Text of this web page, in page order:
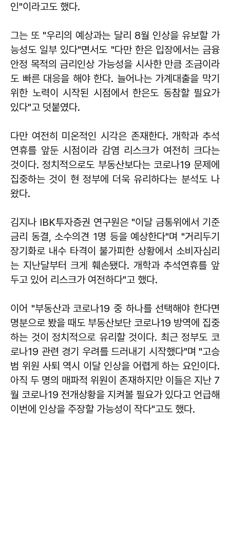
인"이라고도 했다.
그는 또 "우리의 예상과는 달리 8월 인상을 유보할 가
능성도 일부 있다"면서도 "다만 한은 입장에서는 금융
안정 목적의 금리인상 가능성을 시사한 만큼 조금이라
도 빠른 대응을 해야 한다. 늘어나는 가계대출을 막기
위한 노력이 시작된 시점에서 한은도 동참할 필요가
있다"고 덧붙였다.
다만 여전히 미온적인 시각은 존재한다. 개학과 추석
연휴를 앞둔 시점이라 감염 리스크가 여전히 크다는
것이다. 정치적으로도 부동산보다는 코로나19 문제에
집중하는 것이 현 정부에 더욱 유리하다는 분석도 나
왔다.
김지나 IBK투자증권 연구원은 "이달 금통위에서 기준
금리 동결, 소수의견 1명 등을 예상한다"며 "거리두기
장기화로 내수 타격이 불가피한 상황에서 소비자심리
는 지난달부터 크게 훼손됐다. 개학과 추석연휴를 앞
두고 있어 리스크가 여전하다"고 했다.
이어 "부동산과 코로나19 중 하나를 선택해야 한다면
명분으로 봤을 때도 부동산보단 코로나19 방역에 집중
하는 것이 정치적으로 유리할 것이다. 최근 정부도 코
로나19 관련 경기 우려를 드러내기 시작했다"며 "고승
범 위원 사퇴 역시 이달 인상을 어렵게 하는 요인이다.
아직 두 명의 매파적 위원이 존재하지만 이들은 지난 7
월 코로나19 전개상황을 지켜볼 필요가 있다고 언급해
이번에 인상을 주장할 가능성이 작다"고도 했다.